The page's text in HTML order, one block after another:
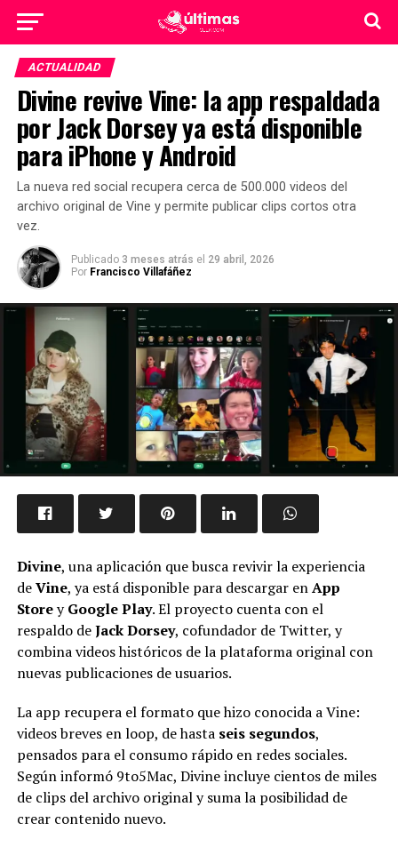
ACTUALIDAD
Divine revive Vine: la app respaldada
por Jack Dorsey ya está disponible
para iPhone y Android
La nueva red social recupera cerca de 500.000 videos del
archivo original de Vine y permite publicar clips cortos otra
vez.
Publicado 3 meses atrás el 29 abril, 2026
Por Francisco Villafáñez
Divine, una aplicación que busca revivir la experiencia
deVine, ya está disponible para descargar enApp
StoreyGoogle Play. El proyecto cuenta con el
respaldo deJack Dorsey, cofundador de Twitter, y
combina videos históricos de la plataforma original con
nuevas publicaciones de usuarios.
La app recupera el formato que hizo conocida a Vine:
videos breves en loop, de hasta seis segundos,
pensados para el consumo rápido en redes sociales.
Según informó 9to5Mac, Divine incluye cientos de miles
de clips del archivo original y suma la posibilidad de
crear contenido nuevo.